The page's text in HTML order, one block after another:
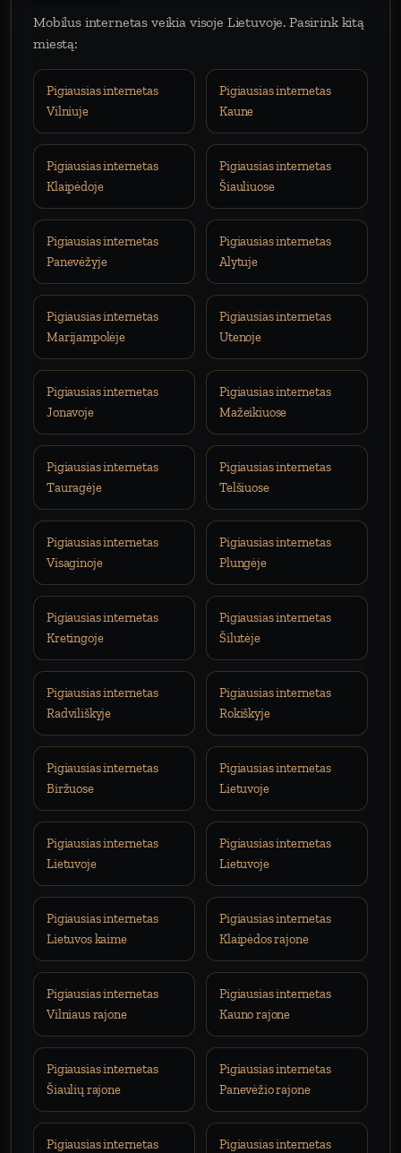
Mobilus internetas veikia visoje Lietuvoje. Pasirink kitą
miestą:
Pigiausias internetas
Vilniuje
Pigiausias internetas
Kaune
Pigiausias internetas
Klaipėdoje
Pigiausias internetas
Šiauliuose
Pigiausias internetas
Panevėžyje
Pigiausias internetas
Alytuje
Pigiausias internetas
Marijampolėje
Pigiausias internetas
Utenoje
Pigiausias internetas
Jonavoje
Pigiausias internetas
Mažeikiuose
Pigiausias internetas
Tauragėje
Pigiausias internetas
Telšiuose
Pigiausias internetas
Visaginoje
Pigiausias internetas
Plungėje
Pigiausias internetas
Kretingoje
Pigiausias internetas
Šilutėje
Pigiausias internetas
Radviliškyje
Pigiausias internetas
Rokiškyje
Pigiausias internetas
Biržuose
Pigiausias internetas
Lietuvoje
Pigiausias internetas
Lietuvoje
Pigiausias internetas
Lietuvoje
Pigiausias internetas
Lietuvos kaime
Pigiausias internetas
Klaipėdos rajone
Pigiausias internetas
Vilniaus rajone
Pigiausias internetas
Kauno rajone
Pigiausias internetas
Šiaulių rajone
Pigiausias internetas
Panevėžio rajone
Pigiausias internetas
Pigiausias internetas